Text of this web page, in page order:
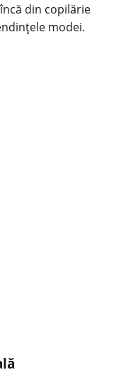
din copilărie
modei.